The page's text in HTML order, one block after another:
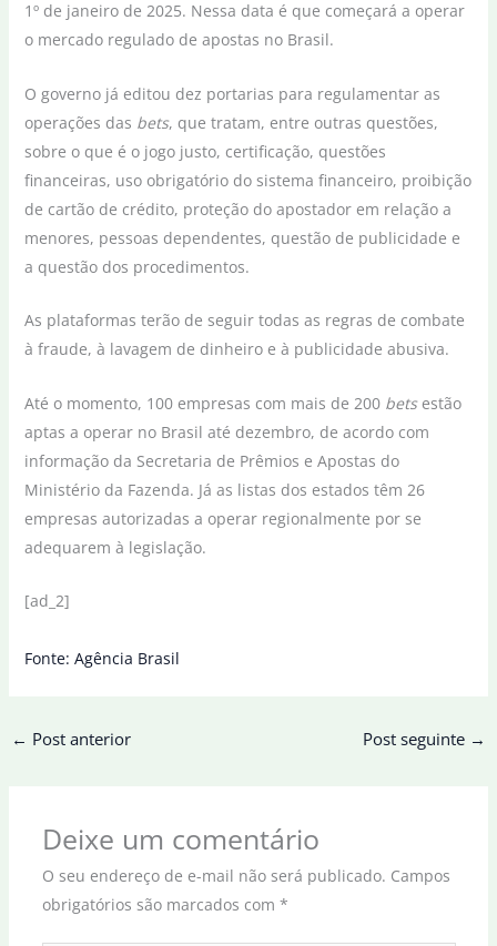
1º de janeiro de 2025. Nessa data é que começará a operar
o mercado regulado de apostas no Brasil.
O governo já editou dez portarias para regulamentar as
operações das bets, que tratam, entre outras questões,
sobre o que é o jogo justo, certificação, questões
financeiras, uso obrigatório do sistema financeiro, proibição
de cartão de crédito, proteção do apostador em relação a
menores, pessoas dependentes, questão de publicidade e
a questão dos procedimentos.
As plataformas terão de seguir todas as regras de combate
à fraude, à lavagem de dinheiro e à publicidade abusiva.
Até o momento, 100 empresas com mais de 200 betsestão
aptas a operar no Brasil até dezembro, de acordo com
informação da Secretaria de Prêmios e Apostas do
Ministério da Fazenda. Já as listas dos estados têm 26
empresas autorizadas a operar regionalmente por se
adequarem à legislação.
[ad_2]
Fonte: Agência Brasil
← Post anterior Post seguinte →
Deixe um comentário
O seu endereço de e-mail não será publicado. Campos
obrigatórios são marcados com *